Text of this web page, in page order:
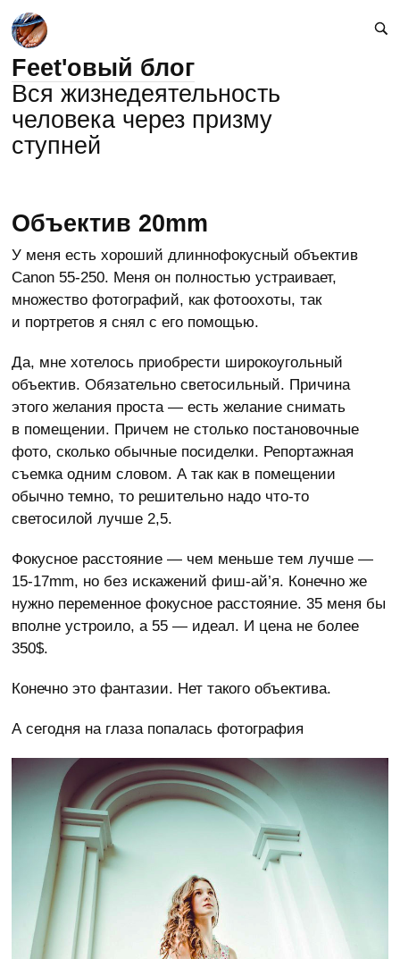
Feet'овый блог
Вся жизнедеятельность
человека через призму
ступней
Объектив 20mm
У меня есть хороший длиннофокусный объектив
Canon 55-250. Меня он полностью устраивает,
множество фотографий, как фотоохоты, так
и портретов я снял с его помощью.
Да, мне хотелось приобрести широкоугольный
объектив. Обязательно светосильный. Причина
этого желания проста — есть желание снимать
в помещении. Причем не столько постановочные
фото, сколько обычные посиделки. Репортажная
съемка одним словом. А так как в помещении
обычно темно, то решительно надо что-то
светосилой лучше 2,5.
Фокусное расстояние — чем меньше тем лучше —
15-17mm, но без искажений фиш-ай’я. Конечно же
нужно переменное фокусное расстояние. 35 меня бы
вполне устроило, а 55 — идеал. И цена не более
350$.
Конечно это фантазии. Нет такого объектива.
А сегодня на глаза попалась фотография